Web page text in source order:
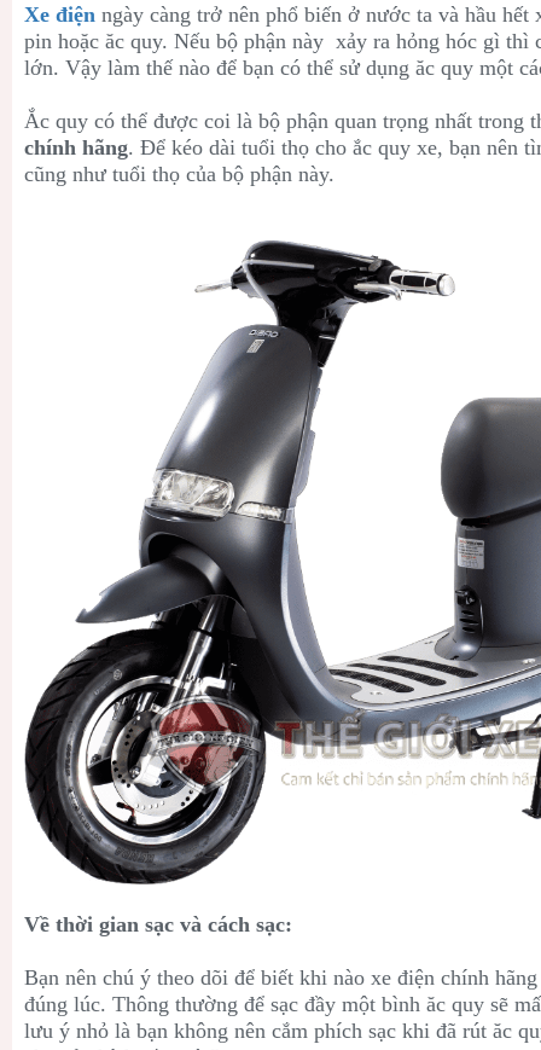
Xe điện ngày càng trở nên phổ biến ở nước ta và hầu hết
pin hoặc ăc quy. Nếu bộ phận này xảy ra hỏng hóc gì thì
lớn. Vậy làm thế nào để bạn có thể sử dụng ăc quy một
Ắc quy có thể được coi là bộ phận quan trọng nhất trong
chính hãng. Để kéo dài tuổi thọ cho ắc quy xe, bạn nên
cũng như tuổi thọ của bộ phận này.
Về thời gian sạc và cách sạc:
Bạn nên chú ý theo dõi để biết khi nào xe điện chính
đúng lúc. Thông thường để sạc đầy một bình ăc quy sẽ
lưu ý nhỏ là bạn không nên cắm phích sạc khi đã rút ăc